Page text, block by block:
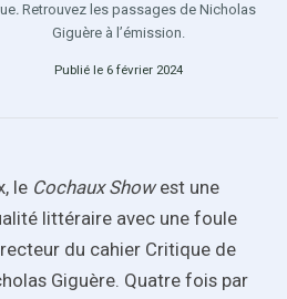
. Retrouvez les passages de Nicholas
Giguère à l’émission.
Publié le 6 février 2024
le Cochaux Showest une
littéraire avec une foule
du cahier Critique de
Giguère. Quatre fois par